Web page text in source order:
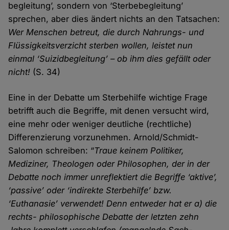
begleitung’, sondern von ‘Sterbe­begleitung’
sprechen, aber dies ändert nichts an den Tatsachen:
Wer Menschen betreut, die durch Nahrungs- und
Flüssigkeits­verzicht sterben wollen, leistet nun
einmal ‘Suizid­begleitung’ – ob ihm dies gefällt oder
nicht! (S. 34)
Eine in der Debatte um Sterbehilfe wichtige Frage
betrifft auch die Begriffe, mit denen versucht wird,
eine mehr oder weniger deutliche (rechtliche)
Differen­zierung vorzunehmen. Arnold/Schmidt-
Salomon schreiben: “Traue keinem Politiker,
Mediziner, Theologen oder Philosophen, der in der
Debatte noch immer unreflektiert die Begriffe ‘aktive’,
‘passive’ oder ‘indirekte Sterbe­hilfe’ bzw.
‘Euthanasie’ ver­wendet! Denn entweder hat er a) die
rechts- philosophische Debatte der letzten zehn